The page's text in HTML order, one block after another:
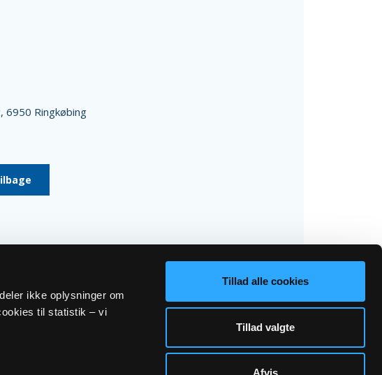
ikke oplysninger om
til statistik – vi
Tillad alle cookies
Tillad valgte
Afvis
6950 Ringkøbing